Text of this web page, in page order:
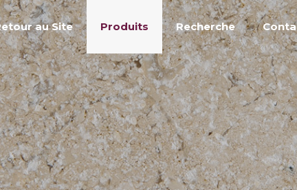
au Site Produits Recherche